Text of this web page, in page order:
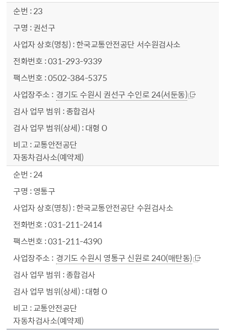
23
권선구
한국교통안전공단 서수원검사소
031-293-9339
0502-384-5375
경기도 수원시 권선구 수인로 24(서둔동)
종합검사
대형 O
교통안전공단
자동차검사소(예약제)
24
영통구
한국교통안전공단 수원검사소
031-211-2414
031-211-4390
경기도 수원시 영통구 신원로 240(매탄동)
종합검사
대형 O
교통안전공단
자동차검사소(예약제)